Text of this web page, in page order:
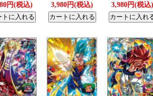
円(税込) 3,980円(税込) 3,980円(税込)